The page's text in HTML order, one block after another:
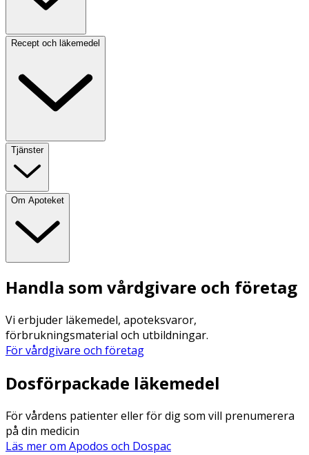
Recept och läkemedel
Tjänster
Om Apoteket
Handla som vårdgivare och företag
Vi erbjuder läkemedel, apoteksvaror,
förbrukningsmaterial och utbildningar.
För vårdgivare och företag
Dosförpackade läkemedel
För vårdens patienter eller för dig som vill prenumerera
på din medicin
Läs mer om Apodos och Dospac